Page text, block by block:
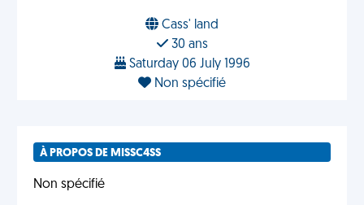
Cass' land
30 ans
Saturday 06 July 1996
Non spécifié
À PROPOS DE MISSC4SS
Non spécifié